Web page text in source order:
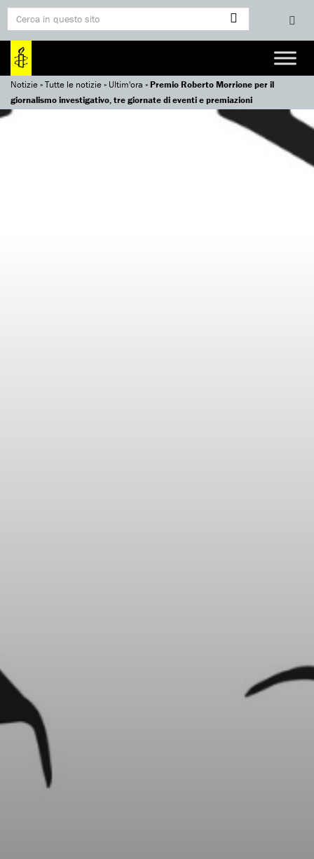
Notizie»Tutte le notizie» Ultim'ora »Premio Roberto Morrione per il
giornalismo investigativo, tre giornate di eventi e premiazioni